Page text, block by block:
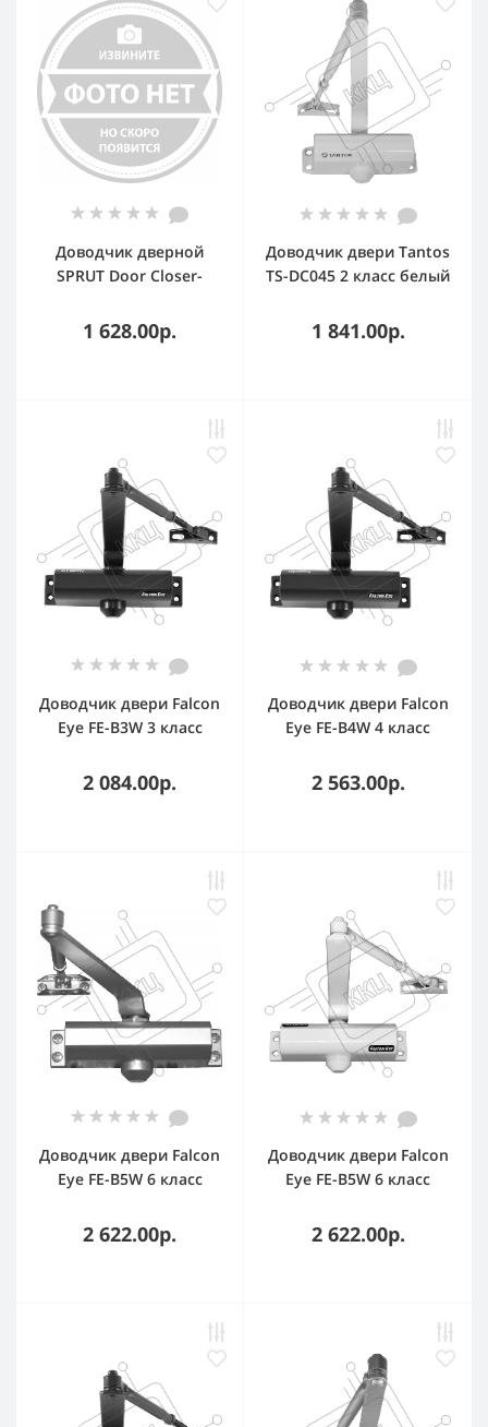
Доводчик дверной
SPRUT Door Closer-
1 628.00р.
Доводчик двери Tantos
TS-DC045 2 класс белый
1 841.00р.
Доводчик двери Falcon
Eye FE-B3W 3 класс
2 084.00р.
Доводчик двери Falcon
Eye FE-B4W 4 класс
2 563.00р.
Доводчик двери Falcon
Eye FE-B5W 6 класс
2 622.00р.
Доводчик двери Falcon
Eye FE-B5W 6 класс
2 622.00р.